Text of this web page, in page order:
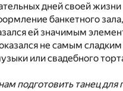
дней своей
банкетного
ей значимым
не самым
или свадебного
подготовить танец для